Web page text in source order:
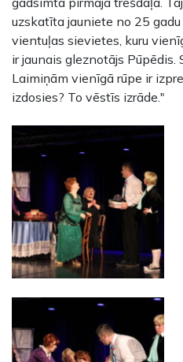
uzskatīta jauniete no 25
vientuļas sievietes, kuru
ir jaunais gleznotājs
Laimiņām vienīgā rūpe ir
izdosies? To vēstīs izrāde."